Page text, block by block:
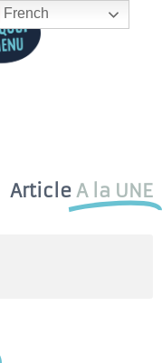
Article A la UNE
French